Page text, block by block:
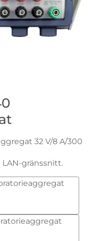
32 V/8 A/300
gränssnitt.
BK9140